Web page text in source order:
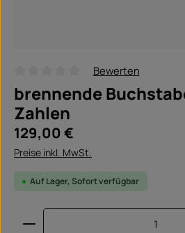
Durchschnittliche Bewertung von 0
Bewerten
brennende
Zahlen
Regulärer Preis:
129,00 €
Preise inkl. MwSt.
Auf Lager, Sofort verfügbar
Produkt Anzahl: Gib den